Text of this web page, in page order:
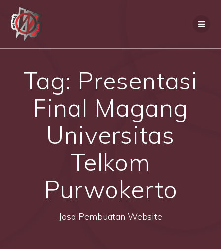
Tag: Presentasi
Final Magang
Universitas
Telkom
Purwokerto
Jasa Pembuatan Website